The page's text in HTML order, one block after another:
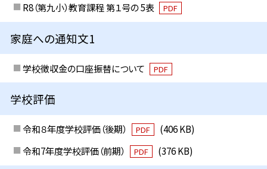
R8（第九小）教育課程 第１号の 5表 PDF
家庭への通知文1
学校徴収金の口座振替について PDF
学校評価
令和８年度学校評価（後期） PDF
(406 KB)
令和7年度学校評価（前期）
PDF (376 KB)